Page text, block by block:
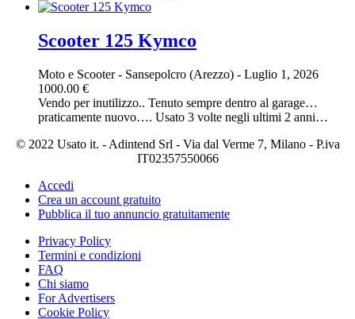
Scooter 125 Kymco
Moto e Scooter- Sansepolcro (Arezzo) - Luglio 1, 2026
1000.00 €
Vendo per inutilizzo.. Tenuto sempre dentro al garage…
praticamente nuovo…. Usato 3 volte negli ultimi 2 anni…
© 2022 Usato it. - Adintend Srl - Via dal Verme 7, Milano - P.iva
IT02357550066
Accedi
Crea un account gratuito
Pubblica il tuo annuncio gratuitamente
Privacy Policy
Termini e condizioni
FAQ
Chi siamo
For Advertisers
Cookie Policy